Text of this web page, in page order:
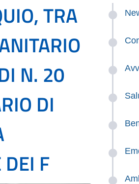
TRA
N. 20
DI
F